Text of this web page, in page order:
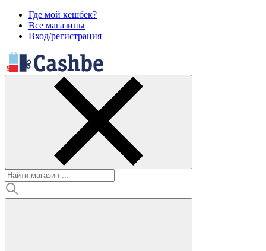
Где мой кешбек?
Все магазины
Вход/регистрация